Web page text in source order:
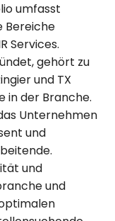
umfasst
Bereiche
Services.
gehört zu
und TX
in der Branche.
Unternehmen
und
und
und